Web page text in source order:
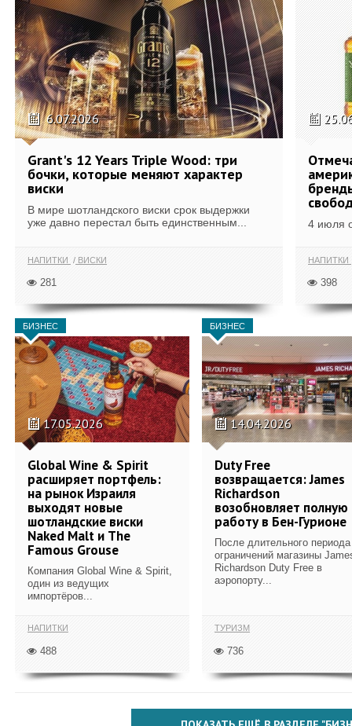
6.07.2026
Grant's 12 Years Triple Wood: три
бочки, которые меняют характер
виски
В мире шотландского виски срок выдержки
уже давно перестал быть единственным...
НАПИТКИ ВИСКИ
281
4 июля
НАПИТКИ
398
БИЗНЕС
17.05.2026
Global Wine & Spirit
расширяет портфель:
на рынок Израиля
выходят новые
шотландские виски
Naked Malt и The
Famous Grouse
Компания Global Wine & Spirit,
один из ведущих
импортёров...
НАПИТКИ
488
БИЗНЕС
14.04.2026
Duty Free
возвращается: James
Richardson
возобновляет полную
работу в Бен-Гурионе
После длительного периода
ограничений магазины
Richardson Duty Free в
аэропорту...
ТУРИЗМ
736